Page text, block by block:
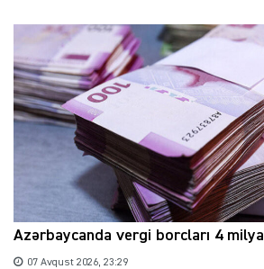
Azərbaycanda vergi borcları 4
07 Avqust 2026, 23:29